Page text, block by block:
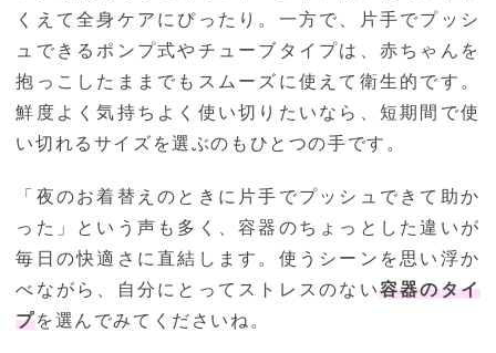
くえて全身ケアにぴったり。一方で、片手でプッシ
ュできるポンプ式やチューブタイプは、赤ちゃんを
抱っこしたままでもスムーズに使えて衛生的です。
鮮度よく気持ちよく使い切りたいなら、短期間で使
い切れるサイズを選ぶのもひとつの手です。
「夜のお着替えのときに片手でプッシュできて助か
った」という声も多く、容器のちょっとした違いが
毎日の快適さに直結します。使うシーンを思い浮か
べながら、自分にとってストレスのない容器のタイ
プを選んでみてくださいね。